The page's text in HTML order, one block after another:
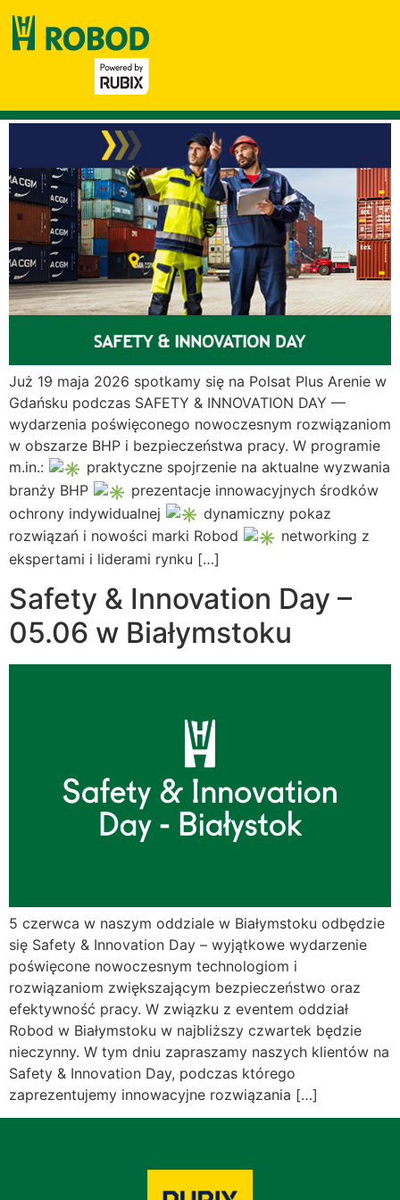
Safety & Innovation Day –
19.05.2026, Gdańsk
Już 19 maja 2026 spotkamy się na Polsat Plus Arenie w
Gdańsku podczas SAFETY & INNOVATION DAY —
wydarzenia poświęconego nowoczesnym rozwiązaniom
w obszarze BHP i bezpieczeństwa pracy. W programie
m.in.:
praktyczne spojrzenie na aktualne wyzwania
branży BHP
prezentacje innowacyjnych środków
ochrony indywidualnej
dynamiczny pokaz
rozwiązań i nowości marki Robod
networking z
ekspertami i liderami rynku […]
Safety & Innovation Day –
05.06 w Białymstoku
5 czerwca w naszym oddziale w Białymstoku odbędzie
się Safety & Innovation Day – wyjątkowe wydarzenie
poświęcone nowoczesnym technologiom i
rozwiązaniom zwiększającym bezpieczeństwo oraz
efektywność pracy. W związku z eventem oddział
Robod w Białymstoku w najbliższy czwartek będzie
nieczynny. W tym dniu zapraszamy naszych klientów na
Safety & Innovation Day, podczas którego
zaprezentujemy innowacyjne rozwiązania […]